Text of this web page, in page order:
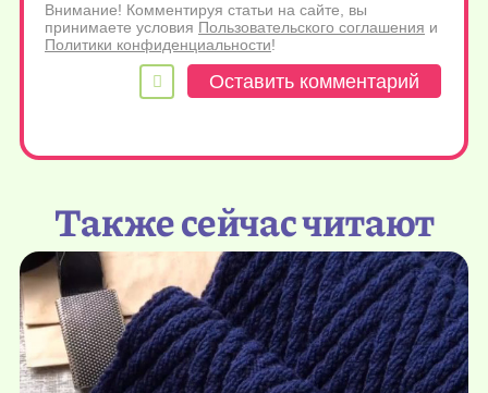
Внимание! Комментируя статьи на сайте, вы
принимаете условия Пользовательского соглашения и
Политики конфиденциальности!
Также сейчас читают